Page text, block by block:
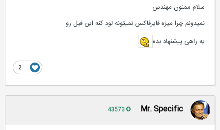
سلام ممنون مهندس
نمیدونم چرا میزه فایرفاکس نمیتونه لود کنه این فیل رو
یه راهی پیشنهاد بده
Mr. Specific